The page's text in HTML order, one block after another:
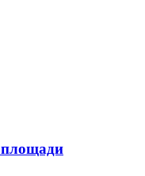
площади